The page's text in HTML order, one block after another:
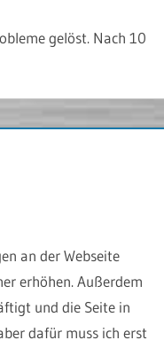
gelöst. Nach 10
an der Webseite
erhöhen. Außerdem
und die Seite in
dafür muss ich erst